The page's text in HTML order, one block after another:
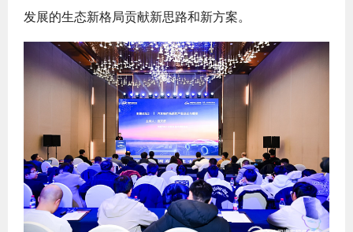
发展的生态新格局贡献新思路和新方案。